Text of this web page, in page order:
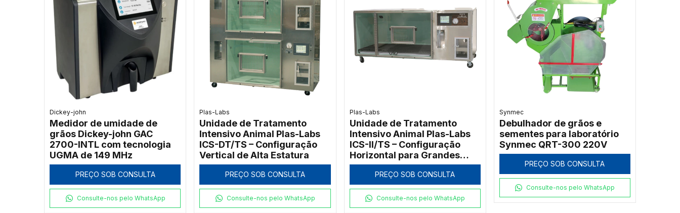
Dickey-john
Medidor de umidade de
grãos Dickey-john GAC
2700-INTL com tecnologia
UGMA de 149 MHz
PREÇO SOB CONSULTA
Consulte-nos pelo WhatsApp
Plas-Labs
Unidade de Tratamento
Intensivo Animal Plas-Labs
ICS-DT/TS – Configuração
Vertical de Alta Estatura
PREÇO SOB CONSULTA
Consulte-nos pelo WhatsApp
Plas-Labs
Unidade de Tratamento
Intensivo Animal Plas-Labs
ICS-II/TS – Configuração
Horizontal para Grandes
Portes
PREÇO SOB CONSULTA
Consulte-nos pelo WhatsApp
Synmec
Debulhador de grãos e
sementes para laboratório
Synmec QRT-300 220V
PREÇO SOB CONSULTA
Consulte-nos pelo WhatsApp